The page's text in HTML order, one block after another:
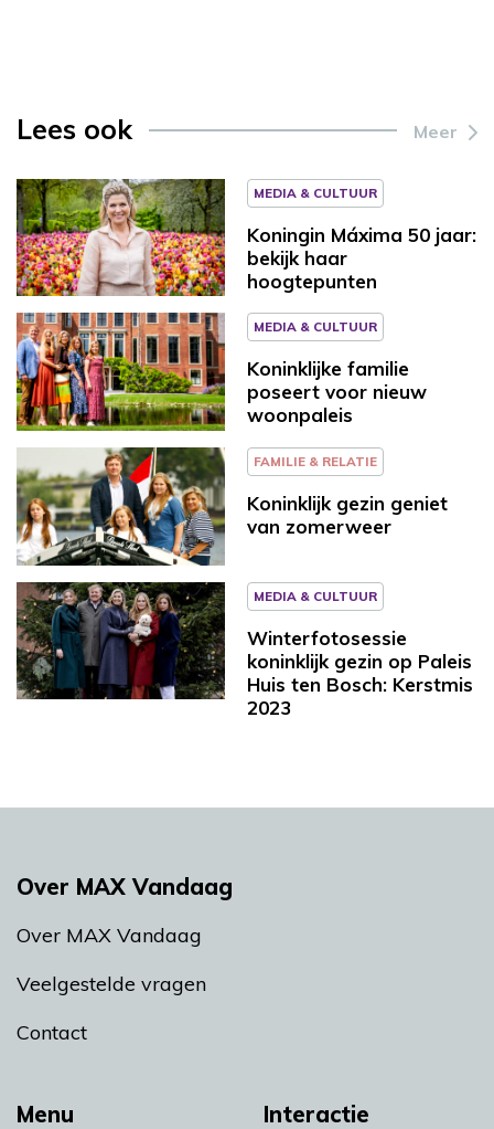
Lees ook Meer
MEDIA & CULTUUR
Koningin Máxima 50 jaar:
bekijk haar
hoogtepunten
MEDIA & CULTUUR
Koninklijke familie
poseert voor nieuw
woonpaleis
FAMILIE & RELATIE
Koninklijk gezin geniet
van zomerweer
MEDIA & CULTUUR
Winterfotosessie
koninklijk gezin op Paleis
Huis ten Bosch: Kerstmis
2023
Menu Interactie
Over MAX Vandaag
Over MAX Vandaag
Veelgestelde vragen
Contact